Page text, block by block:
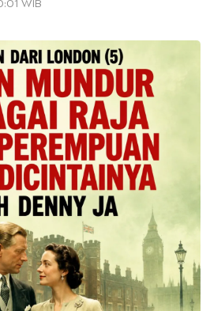
WIB